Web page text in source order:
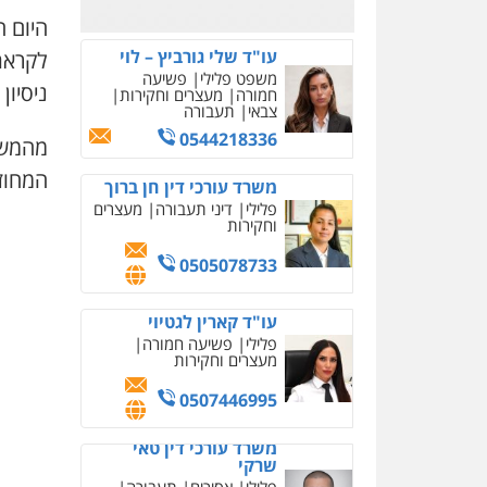
עו"ד שלי גורביץ – לוי
משפט פלילי פשיעה
חמורה מעצרים וחקירות
צבאי תעבורה
0544218336
משרד עורכי דין חן ברוך
פלילי דיני תעבורה מעצרים
וחקירות
0505078733
עו"ד קארין לגטיוי
פלילי פשיעה חמורה
מעצרים וחקירות
0507446995
משרד עורכי דין טאי
שרקי